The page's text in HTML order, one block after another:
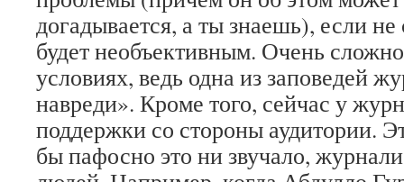
догадывается, а ты знаешь), если не
будет необъективным. Очень
условиях, ведь одна из заповедей
навреди». Кроме того, сейчас у
поддержки со стороны аудитории.
бы пафосно это ни звучало,